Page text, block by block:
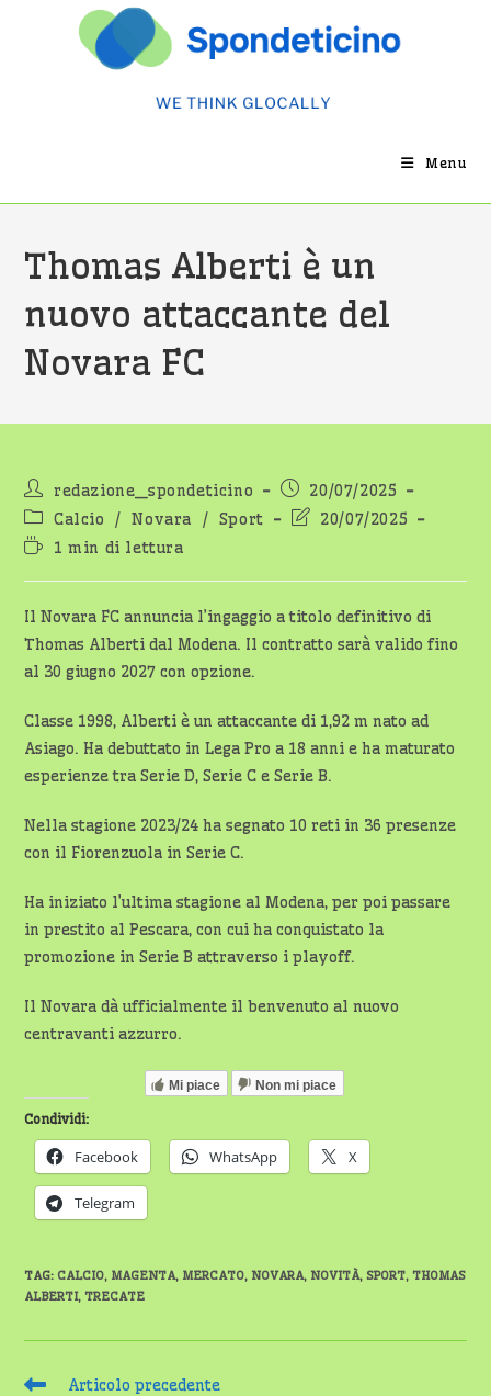
Menu
Thomas Alberti è un
nuovo attaccante del
Novara FC
Autore
dell'articolo:
redazione_spondeticino
Articolo
pubblicato:
20/07/2025
Categoria
dell'articolo:
Calcio / Novara / Sport
Ultima20/07/2025
Tempo
lettura:
1 min di lettura
Il Novara FC annuncia l’ingaggio a titolo definitivo di
Thomas Alberti dal Modena. Il contratto sarà valido fino
al 30 giugno 2027 con opzione.
Classe 1998, Alberti è un attaccante di 1,92 m nato ad
Asiago. Ha debuttato in Lega Pro a 18 anni e ha maturato
esperienze tra Serie D, Serie C e Serie B.
Nella stagione 2023/24 ha segnato 10 reti in 36 presenze
con il Fiorenzuola in Serie C.
Ha iniziato l’ultima stagione al Modena, per poi passare
in prestito al Pescara, con cui ha conquistato la
promozione in Serie B attraverso i playoff.
Il Novara dà ufficialmente il benvenuto al nuovo
centravanti azzurro.
Mi piace Non mi piace
Condividi:
Facebook WhatsApp X
Telegram
TAG: CALCIO, MAGENTA, MERCATO, NOVARA, NOVITÀ, SPORT, THOMAS
ALBERTI, TRECATE
Leggi
Articolo precedente